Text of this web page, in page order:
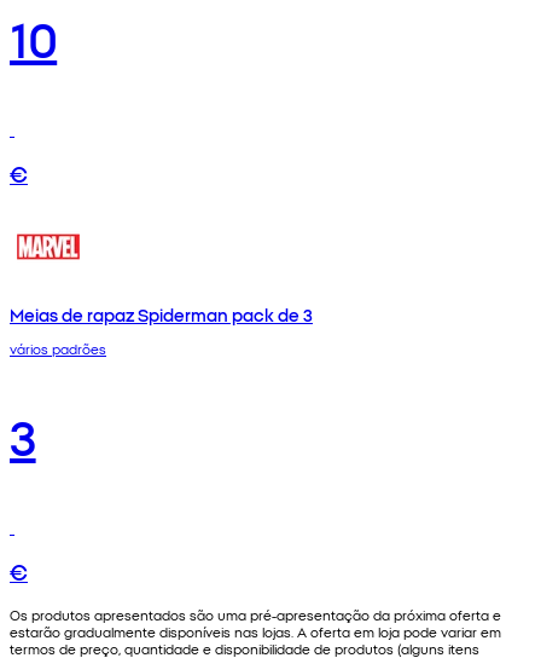
10
€
Meias de rapaz Spiderman pack de 3
vários padrões
3
€
Os produtos apresentados são uma pré-apresentação da próxima oferta e
estarão gradualmente disponíveis nas lojas. A oferta em loja pode variar em
termos de preço, quantidade e disponibilidade de produtos (alguns itens